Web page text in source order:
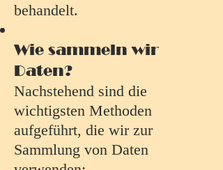
behandelt.
Wie sammeln wir
Daten?
Nachstehend sind die
wichtigsten Methoden
aufgeführt, die wir zur
Sammlung von Daten